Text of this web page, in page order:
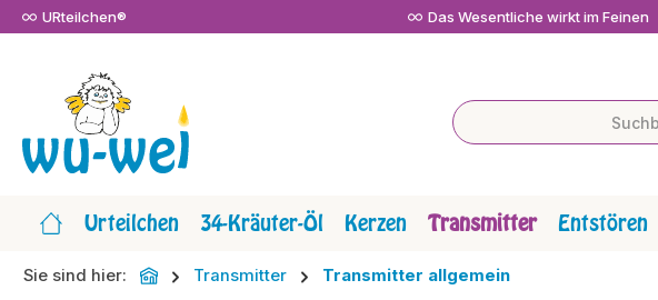
Hauptinhalt springen
Zur Suche springen
Zur Hauptnavigation springen
URteilchen® Das Wesentliche wirkt im Feinen
Urteilchen 34-Kräuter-Öl Kerzen Transmitter Entstören
Sie sind hier: Transmitter Transmitter allgemein